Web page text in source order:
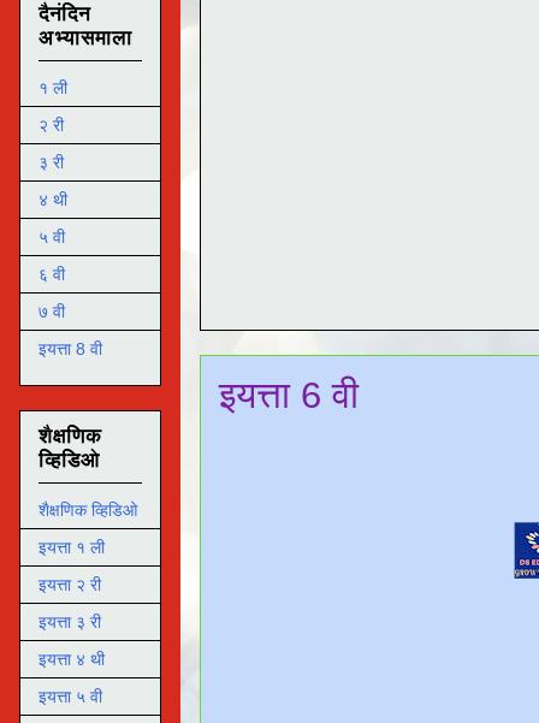
इयत्ता 6 वी
दैनंदिन
अभ्यासमाला
१ ली
२ री
३ री
४ थी
५ वी
६ वी
७ वी
इयत्ता 8 वी
शैक्षणिक
व्हिडिओ
शैक्षणिक व्हिडिओ
इयत्ता १ ली
इयत्ता २ री
इयत्ता ३ री
इयत्ता ४ थी
इयत्ता ५ वी